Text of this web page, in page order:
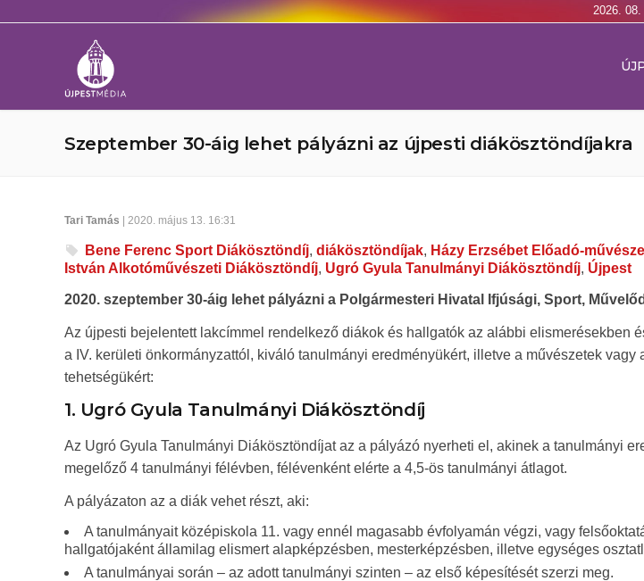
2026. 08.
Szeptember 30-áig lehet pályázni az újpesti diákösztöndíjakra
Tari Tamás | 2020. május 13. 16:31
Bene Ferenc Sport Diákösztöndíj, diákösztöndíjak, Házy Erzsébet Előadó-
István Alkotóművészeti Diákösztöndíj, Ugró Gyula Tanulmányi Diákösztöndíj, Újpest
2020. szeptember 30-áig lehet pályázni a Polgármesteri Hivatal Ifjúsági, Sport,
Az újpesti bejelentett lakcímmel rendelkező diákok és hallgatók az alábbi elismerésekben
a IV. kerületi önkormányzattól, kiváló tanulmányi eredményükért, illetve a művészetek vagy
tehetségükért:
1. Ugró Gyula Tanulmányi Diákösztöndíj
Az Ugró Gyula Tanulmányi Diákösztöndíjat az a pályázó nyerheti el, akinek a tanulmányi
megelőző 4 tanulmányi félévben, félévenként elérte a 4,5-ös tanulmányi átlagot.
A pályázaton az a diák vehet részt, aki:
A tanulmányait középiskola 11. vagy ennél magasabb évfolyamán végzi, vagy
hallgatójaként államilag elismert alapképzésben, mesterképzésben, illetve egységes
A tanulmányai során – az adott tanulmányi szinten – az első képesítését szerzi meg.